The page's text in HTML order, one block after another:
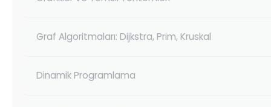
Graf Algoritmaları: Dijkstra, Prim, Kruskal
Dinamik Programlama